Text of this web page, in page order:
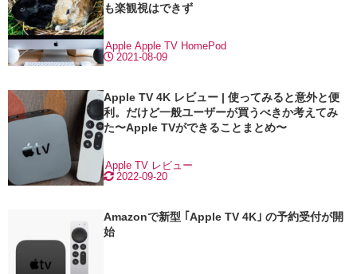
も楽観視はできず
2021-08-09
Apple Apple TV HomePod
Apple TV 4K レビュー | 使ってみると意外と便
利。だけど一般ユーザーが買うべきか考えてみ
た〜Apple TVができることまとめ〜
2022-09-20
Apple TV レビュー
Amazonで新型 ｢Apple TV 4K｣ の予約受付が開
始